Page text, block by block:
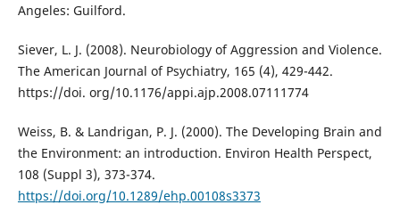
Angeles: Guilford.
Siever, L. J. (2008). Neurobiology of Aggression and Violence.
The American Journal of Psychiatry, 165 (4), 429-442.
https://doi. org/10.1176/appi.ajp.2008.07111774
Weiss, B. & Landrigan, P. J. (2000). The Developing Brain and
the Environment: an introduction. Environ Health Perspect,
108 (Suppl 3), 373-374.
https://doi.org/10.1289/ehp.00108s3373